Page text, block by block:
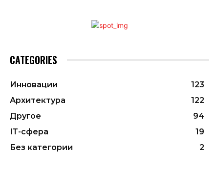
CATEGORIES
Инновации
123
Архитектура
122
Другое
94
ІТ-сфера
19
Без категории
2